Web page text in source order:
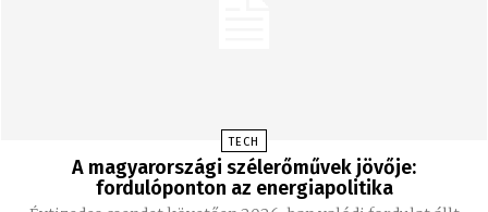
TECH
A magyarországi szélerőművek jövője:
fordulóponton az energiapolitika